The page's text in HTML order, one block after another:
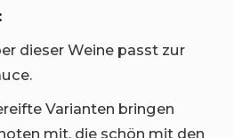
dieser Weine passt zur
Varianten bringen
mit, die schön mit den